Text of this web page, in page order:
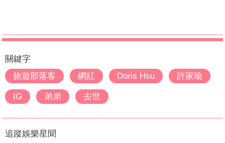
關鍵字
旅遊部落客
網紅 Doris Hsu 許家瑜
IG 弟弟 去世
追蹤娛樂星聞